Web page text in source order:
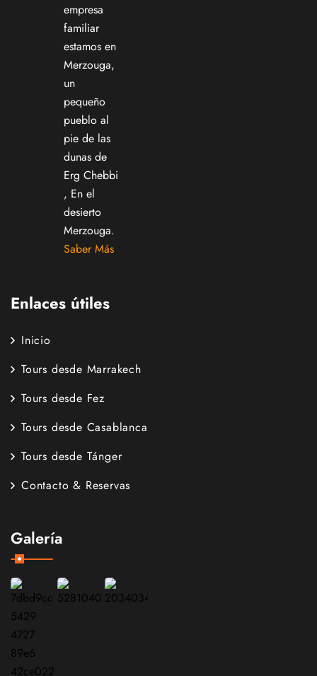
empresa
familiar
estamos en
Merzouga,
un
pequeño
pueblo al
pie de las
dunas de
Erg Chebbi
, En el
desierto
Merzouga.
Saber Más
Enlaces útiles
Inicio
Tours desde Marrakech
Tours desde Fez
Tours desde Casablanca
Tours desde Tánger
Contacto & Reservas
Galería